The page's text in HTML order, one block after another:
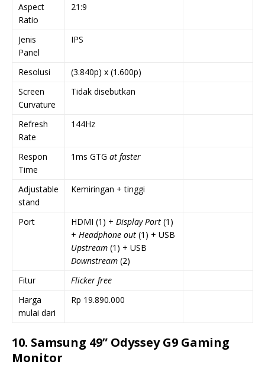
Aspect
Ratio
21:9
Jenis
Panel
IPS
Resolusi
(3.840p) x (1.600p)
Screen
Curvature
Tidak disebutkan
Refresh
Rate
144Hz
Respon
Time
1ms GTG at faster
Adjustable
stand
Kemiringan + tinggi
Port HDMI (1) + Display Port (1)
+ Headphone out (1) + USB
Upstream (1) + USB
Downstream (2)
Fitur
Flicker free
Harga
mulai dari
Rp 19.890.000
10. Samsung 49” Odyssey G9 Gaming
Monitor